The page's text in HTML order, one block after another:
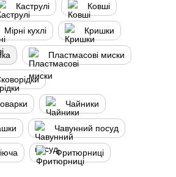
Каструлі Ковші
Мірні кухлі Кришки
Пластмасові миски
Чайники
Чавунний посуд
Фритюрниці